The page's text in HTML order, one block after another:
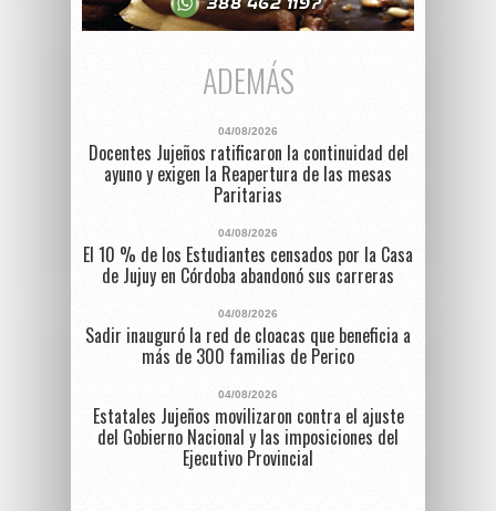
ADEMÁS
04/08/2026
Docentes Jujeños ratificaron la continuidad del
ayuno y exigen la Reapertura de las mesas
Paritarias
04/08/2026
El 10 % de los Estudiantes censados por la Casa
de Jujuy en Córdoba abandonó sus carreras
04/08/2026
Sadir inauguró la red de cloacas que beneficia a
más de 300 familias de Perico
04/08/2026
Estatales Jujeños movilizaron contra el ajuste
del Gobierno Nacional y las imposiciones del
Ejecutivo Provincial